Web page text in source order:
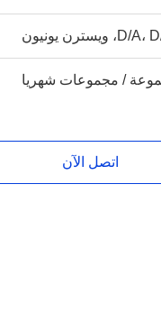
اتصل الآن